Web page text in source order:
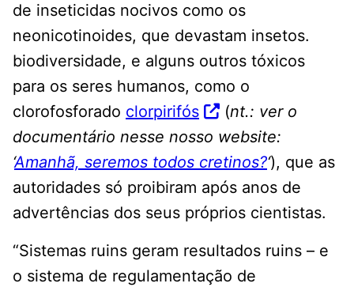
de inseticidas nocivos como os
neonicotinoides, que devastam insetos.
biodiversidade, e alguns outros tóxicos
para os seres humanos, como o
clorofosforado clorpirifós (nt.: ver o
documentário nesse nosso website:
‘Amanhã, seremos todos cretinos?‘), que as
autoridades só proibiram após anos de
advertências dos seus próprios cientistas.
“Sistemas ruins geram resultados ruins – e
o sistema de regulamentação de